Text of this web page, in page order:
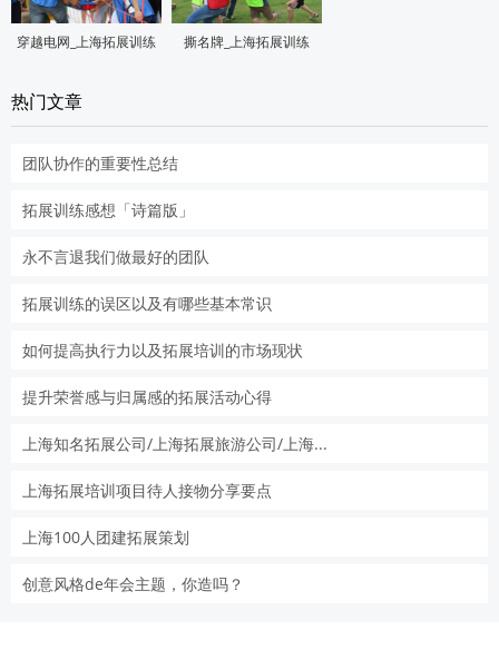
穿越电网_上海拓展训练 撕名牌_上海拓展训练
热门文章
团队协作的重要性总结
拓展训练感想「诗篇版」
永不言退我们做最好的团队
拓展训练的误区以及有哪些基本常识
如何提高执行力以及拓展培训的市场现状
提升荣誉感与归属感的拓展活动心得
上海知名拓展公司/上海拓展旅游公司/上海...
上海拓展培训项目待人接物分享要点
上海100人团建拓展策划
创意风格de年会主题，你造吗？